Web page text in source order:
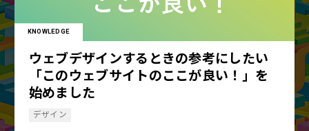
KNOWLEDGE
ウェブデザインするときの参考にしたい
「このウェブサイトのここが良い！」を
始めました
デザイン